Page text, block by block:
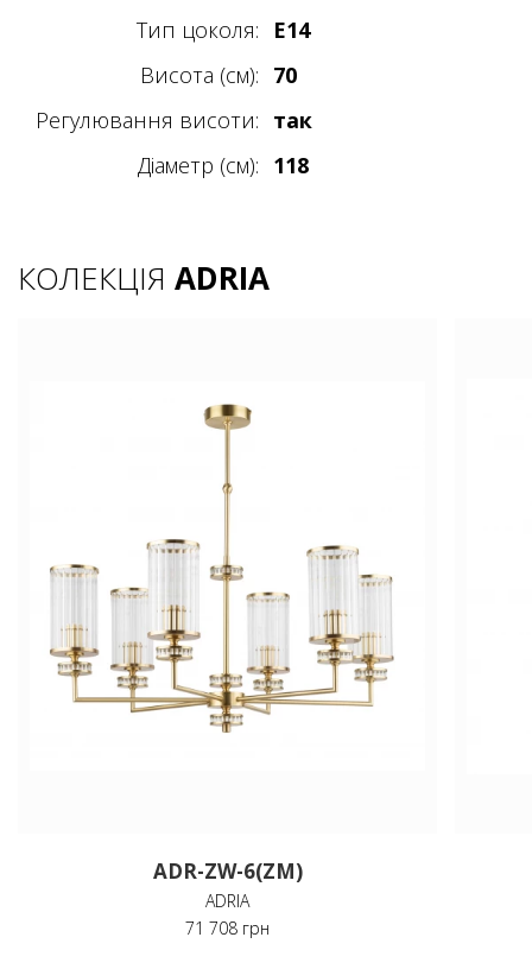
Тип цоколя:
E14
Висота (см): 70
Регулювання висоти: так
Діаметр (см): 118
КОЛЕКЦІЯ ADRIA
ADR-ZW-6(ZM)
ADRIA
71 708 грн